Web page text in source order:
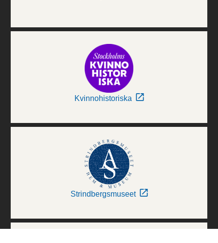
Kvinnohistoriska
Strindbergsmuseet